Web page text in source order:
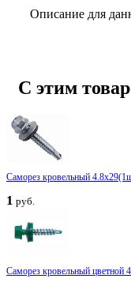
Описание для
С этим
Саморез кровельный
1 руб.
Саморез кровельный цветной